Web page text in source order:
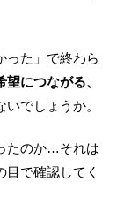
った」で終わら
望につながる、
でしょうか。
たのか…それは
で確認してく